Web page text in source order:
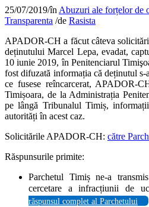
25/07/2019/în Abuzuri ale forțelor de
Transparenta /de Rasista
APADOR-CH a făcut câteva
deținutului Marcel Lepa, evadat,
10 iunie 2019, în Penitenciarul
fost difuzată informația că deținutul
ce fusese reîncarcerat, APADOR-
Timișoara, de la Administrația
pe lângă Tribunalul Timiș,
autorități în acest caz.
Solicitările APADOR-CH: către
Răspunsurile primite:
Parchetul Timiș ne-a
cercetare a infracțiunii de
răspunsul complet al Parchetului